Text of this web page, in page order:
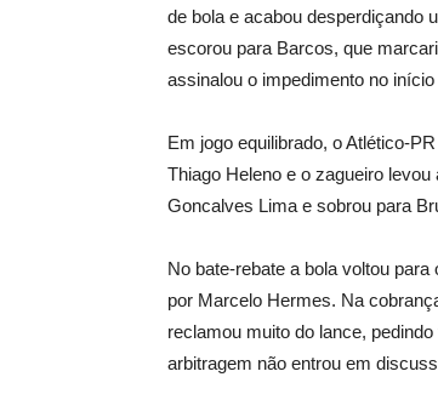
de bola e acabou desperdiçando
escorou para Barcos, que
assinalou o impedimento no início
Em jogo equilibrado, o Atlético-
Thiago Heleno e o zagueiro
Goncalves Lima e sobrou para
No bate-rebate a bola voltou
por Marcelo Hermes. Na
reclamou muito do lance,
arbitragem não entrou em